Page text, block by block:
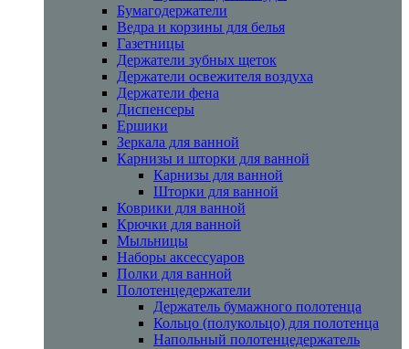
Бумагодержатели
Ведра и корзины для белья
Газетницы
Держатели зубных щеток
Держатели освежителя воздуха
Держатели фена
Диспенсеры
Ершики
Зеркала для ванной
Карнизы и шторки для ванной
Карнизы для ванной
Шторки для ванной
Коврики для ванной
Крючки для ванной
Мыльницы
Наборы аксессуаров
Полки для ванной
Полотенцедержатели
Держатель бумажного полотенца
Кольцо (полукольцо) для полотенца
Напольный полотенцедержатель